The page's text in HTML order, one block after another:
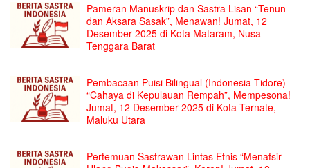
Pameran Manuskrip dan Sastra Lisan “Tenun
dan Aksara Sasak”, Menawan! Jumat, 12
Desember 2025 di Kota Mataram, Nusa
Tenggara Barat
Pembacaan Puisi Bilingual (Indonesia-Tidore)
“Cahaya di Kepulauan Rempah”, Mempesona!
Jumat, 12 Desember 2025 di Kota Ternate,
Maluku Utara
Pertemuan Sastrawan Lintas Etnis “Menafsir